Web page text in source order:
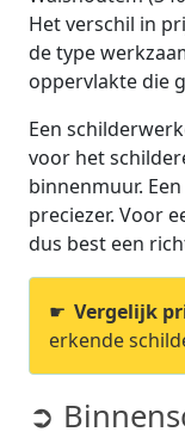
Het verschil in
de type
oppervlakte die
Een
voor het
binnenmuur.
preciezer. Voor
dus best een
☛ Vergelijk
erkende
➲